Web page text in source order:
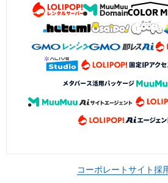
コーポレートサイト採